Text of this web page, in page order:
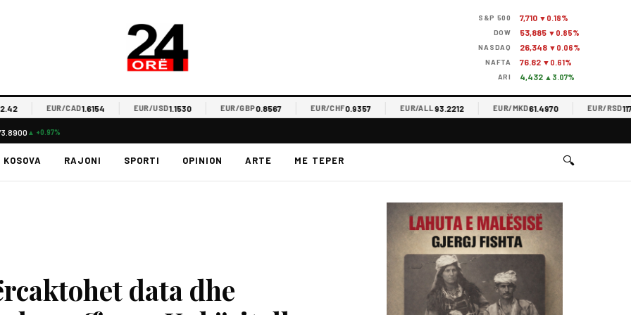
S&P 500 7,710 ▼0.18%
DOW 53,885 ▼0.85%
NASDAQ 26,348 ▼0.06%
NAFTA 76.82 ▼0.61%
ARI 4,432 ▲3.07%
EUR/CAD1.6154 EUR/USD1.1530 EUR/GBP0.8567 EUR/CHF0.9357 EUR/ALL93.2212 EUR/MKD61.4970 EUR/RSD
▲ +0.97%
KOSOVA RAJONI SPORTI OPINION ARTE ME TEPER 🔍
data dhe